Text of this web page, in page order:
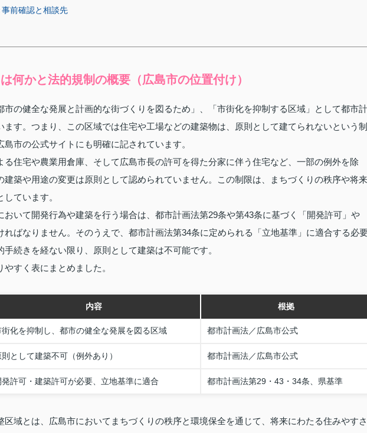
事前確認と相談先
何かと法的規制の概要（広島市の位置付け）
市の健全な発展と計画的な街づくりを図るため」、「市街化を抑制する区域」として都市計
ます。つまり、この区域では住宅や工場などの建築物は、原則として建てられないという制
市の公式サイトにも明確に記されています。
る住宅や農業用倉庫、そして広島市長の許可を得た分家に伴う住宅など、一部の例外を除
建築や用途の変更は原則として認められていません。この制限は、まちづくりの秩序や将来
ています。
おいて開発行為や建築を行う場合は、都市計画法第29条や第43条に基づく「開発許可」や
ればなりません。そのうえで、都市計画法第34条に定められる「立地基準」に適合する必
続きを経ない限り、原則として建築は不可能です。
すく表にまとめました。
内容 根拠
街化を抑制し、都市の健全な発展を図る区域 都市計画法／広島市公式
則として建築不可（例外あり） 都市計画法／広島市公式
発許可・建築許可が必要、立地基準に適合 都市計画法第29・43・34条、県基準
区域とは、広島市においてまちづくりの秩序と環境保全を通じて、将来にわたる住みやすさ